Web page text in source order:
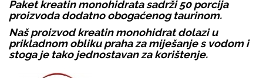
Paket kreatin monohidrata sadrži 50 porcija
proizvoda dodatno obogaćenog taurinom.
Naš proizvod kreatin monohidrat dolazi u
prikladnom obliku praha za miješanje s vodom i
stoga je tako jednostavan za korištenje.